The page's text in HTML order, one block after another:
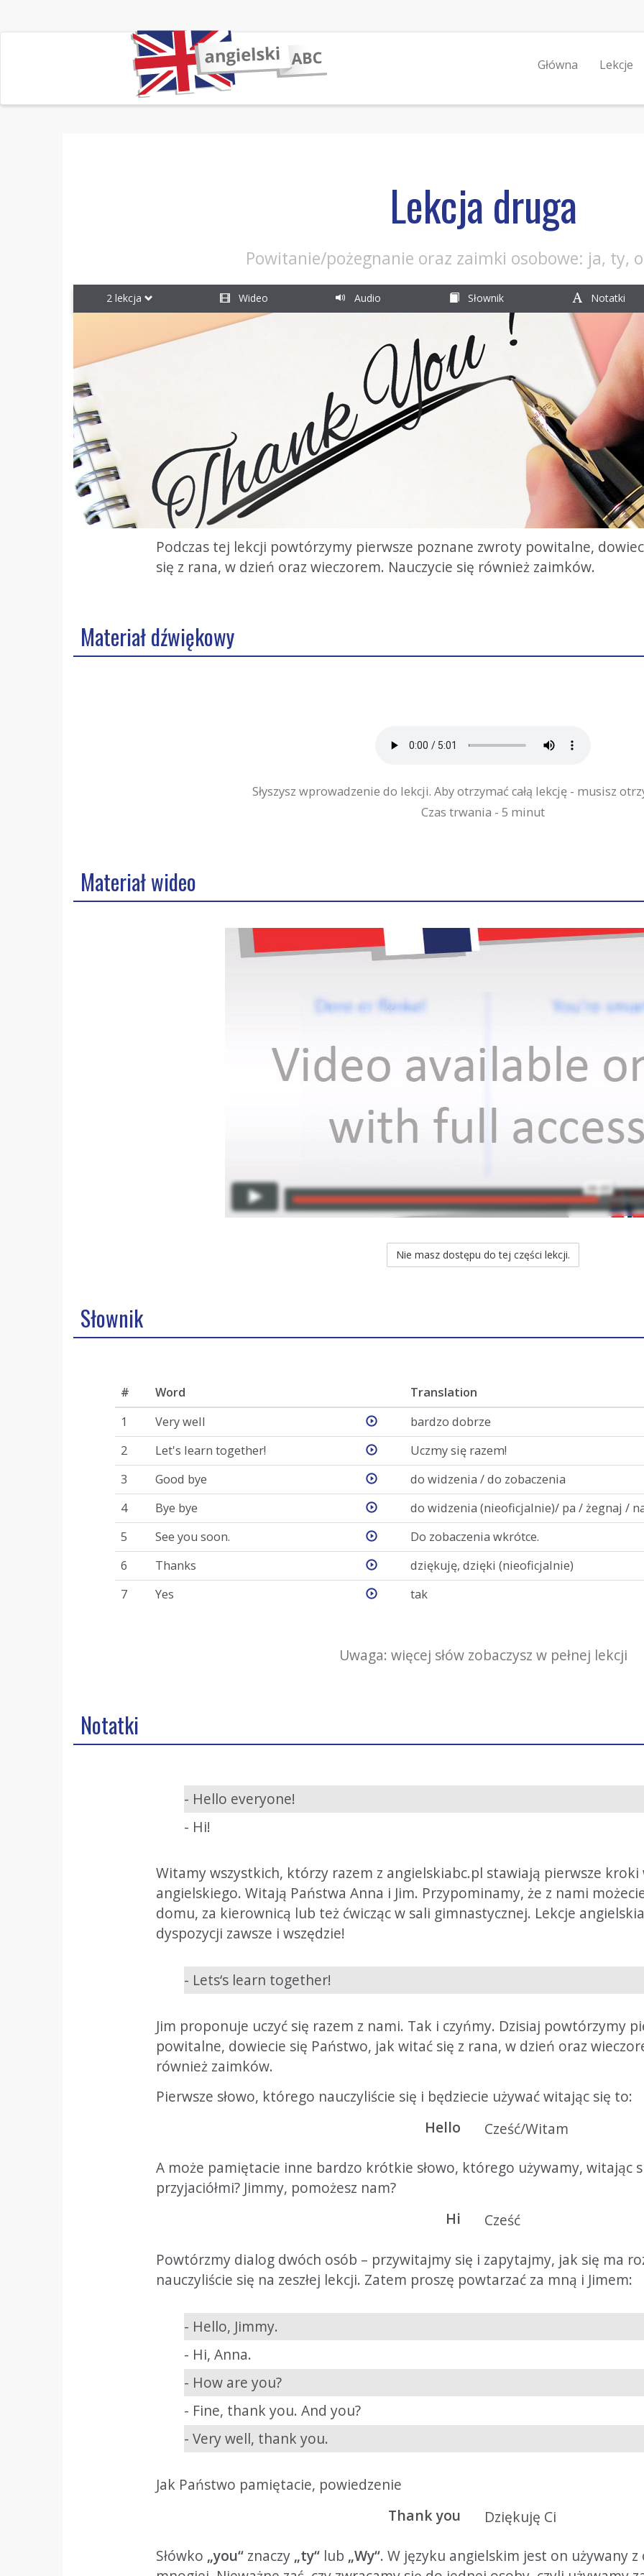
Główna Lekcje
Lekcja druga
Powitanie/pożegnanie oraz zaimki osobowe: ja, ty,
2 lekcja Wideo Audio Słownik Notatki
Podczas tej lekcji powtórzymy pierwsze poznane zwroty powitalne,
się z rana, w dzień oraz wieczorem. Nauczycie się również zaimków.
Materiał dźwiękowy
Słyszysz wprowadzenie do lekcji. Aby otrzymać całą lekcję - musisz
Czas trwania - 5 minut
Materiał wideo
Nie masz dostępu do tej części lekcji.
Słownik
# Word
Translation
1
Very well
bardzo dobrze
2
Let's learn together!
Uczmy się razem!
3
Good bye
do widzenia / do zobaczenia
4
Bye bye
do widzenia (nieoficjalnie)/ pa / żegnaj /
5
See you soon.
Do zobaczenia wkrótce.
6
Thanks
dziękuję, dzięki (nieoficjalnie)
7
Yes tak
Uwaga: więcej słów zobaczysz w pełnej lekcji
Notatki
- Hello everyone!
- Hi!
Witamy wszystkich, którzy razem z angielskiabc.pl stawiają pierwsze kroki
angielskiego. Witają Państwa Anna i Jim. Przypominamy, że z nami
domu, za kierownicą lub też ćwicząc w sali gimnastycznej. Lekcje
dyspozycji zawsze i wszędzie!
- Lets‘s learn together!
Jim proponuje uczyć się razem z nami. Tak i czyńmy. Dzisiaj powtórzymy
powitalne, dowiecie się Państwo, jak witać się z rana, w dzień oraz
również zaimków.
Pierwsze słowo, którego nauczyliście się i będziecie używać witając się to:
Hello
Cześć/Witam
A może pamiętacie inne bardzo krótkie słowo, którego używamy, witając
przyjaciółmi? Jimmy, pomożesz nam?
Hi
Cześć
Powtórzmy dialog dwóch osób – przywitajmy się i zapytajmy, jak się ma
nauczyliście się na zeszłej lekcji. Zatem proszę powtarzać za mną i Jimem:
- Hello, Jimmy.
- Hi, Anna.
- How are you?
- Fine, thank you. And you?
- Very well, thank you.
Jak Państwo pamiętacie, powiedzenie
Thank you
Dziękuję Ci
Słówko „you“ znaczy „ty“ lub „Wy“. W języku angielskim jest on używany